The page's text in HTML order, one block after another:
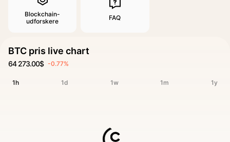
Blockchain-
udforskere
FAQ
BTC pris live chart
64 273.00$ -0.77%
1h 1d 1w 1m 1y